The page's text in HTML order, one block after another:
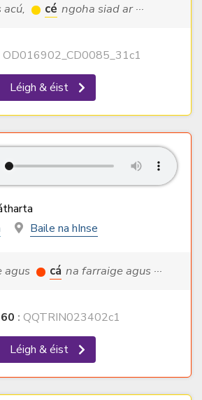
acú, cé ngoha siad ar ···
OD016902_CD0085_31c1
Léigh & éist
Baile na hInse
agus cá na farraige agus ···
: QQTRIN023402c1
Léigh & éist